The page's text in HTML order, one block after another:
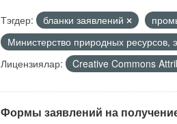
Тэгдер:
бланки заявлений
Министерство природных ресурсов,
Лицензиялар:
Creative Commons
Формы заявлений на